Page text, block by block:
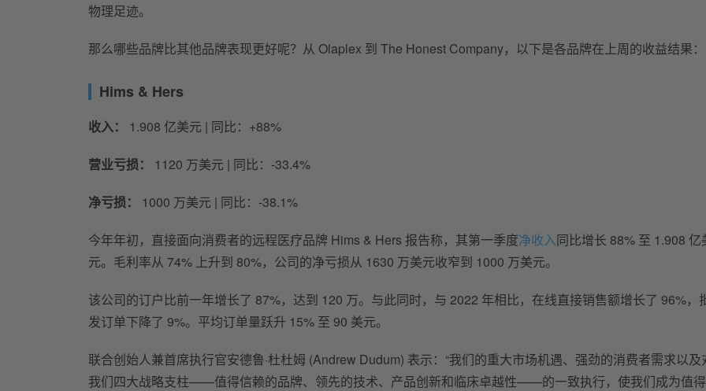
物理足迹。
那么哪些品牌比其他品牌表现更好呢？从 Olaplex 到 The Honest Company，以下是各品牌在上周的收益结果：
Hims & Hers
收入： 1.908 亿美元 | 同比：+88%
营业亏损： 1120 万美元 | 同比：-33.4%
净亏损： 1000 万美元 | 同比：-38.1%
今年年初，直接面向消费者的远程医疗品牌 Hims & Hers 报告称，其第一季度净收入同比增长 88% 至 1.908 亿
元。毛利率从 74% 上升到 80%，公司的净亏损从 1630 万美元收窄到 1000 万美元。
该公司的订户比前一年增长了 87%，达到 120 万。与此同时，与 2022 年相比，在线直接销售额增长了 96%，
发订单下降了 9%。平均订单量跃升 15% 至 90 美元。
联合创始人兼首席执行官安德鲁·杜杜姆 (Andrew Dudum) 表示：“我们的重大市场机遇、强劲的消费者需求以及
我们四大战略支柱——值得信赖的品牌、领先的技术、产品创新和临床卓越性——的一致执行，使我们成为值